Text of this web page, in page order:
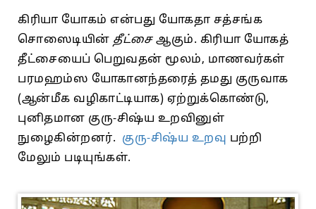
கிரியா யோகம் என்பது யோகதா சத்சங்க
சொஸைடியின் தீட்சைஆகும். கிரியா யோகத்
தீட்சையைப் பெறுவதன் மூலம், மாணவர்கள்
பரமஹம்ஸ யோகானந்தரைத் தமது குருவாக
(ஆன்மீக வழிகாட்டியாக) ஏற்றுக்கொண்டு,
புனிதமான குரு-சிஷ்ய உறவினுள்
நுழைகின்றனர். குரு-சிஷ்ய உறவு பற்றி
மேலும் படியுங்கள்.